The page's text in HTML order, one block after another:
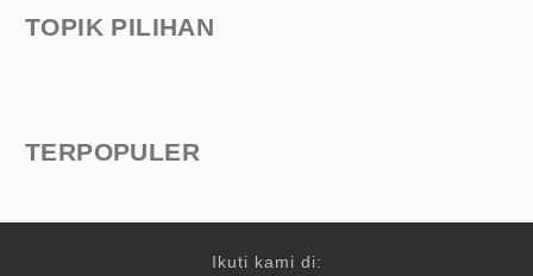
TOPIK PILIHAN
TERPOPULER
Ikuti kami di: